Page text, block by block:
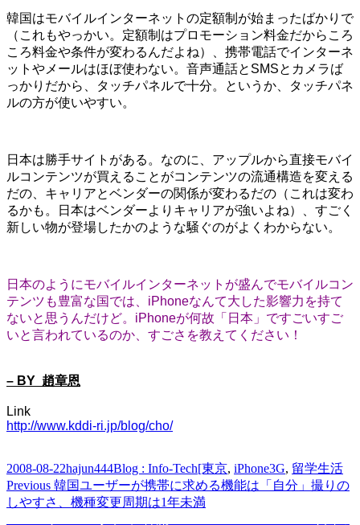
韓国はモバイルインターネットの定額制が始まったばかりで
（これもやっかい。定額制はプロモーション料金だからころ
ころ料金や条件が変わるんだよね）、携帯電話でインターネ
ットやメールはほぼ使わない。音声通話とSMSとカメラば
っかりだから、タッチパネルで十分。というか、タッチパネ
ルの方が使いやすい。
日本は勝手サイトがある。なのに、アップルから直接モバイ
ルコンテンツが買えることがコンテンツの流通構造を変える
だの、キャリアとベンダーの関係が変わるだの（これは変わ
るかも。日本はベンダーよりキャリアが強いよね）、すごく
新しい物が登場したかのような騒ぐのがよくわからない。
日本のようにモバイルインターネットが盛んでモバイルコン
テンツも豊富な国では、iPhoneなんて大した影響力を持て
ないと思うんだけど。iPhoneが何故「日本」ですごいすご
いと言われているのか、すごさを教えてください！
– BY 趙章恩
Link
http://www.kddi-ri.jp/blog/cho/
Posted
on
2008-08-22Author
hajun444Categories
Blog : Info-TechTags
[東京, iPhone3G, 留学生活
Post
navigation
Previous Previous
post:
韓国ユーザーが携帯に求める機能は「自分」撮りの
しやすさ、機種変更周期は1年未満